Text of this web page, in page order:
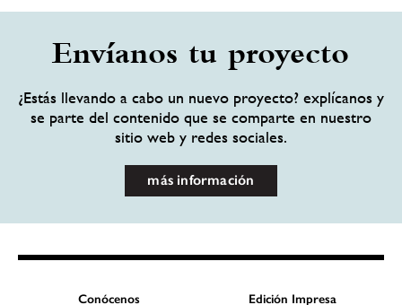
Envíanos tu proyecto
¿Estás llevando a cabo un nuevo proyecto? explícanos y
se parte del contenido que se comparte en nuestro
sitio web y redes sociales.
más información
Conócenos Edición Impresa